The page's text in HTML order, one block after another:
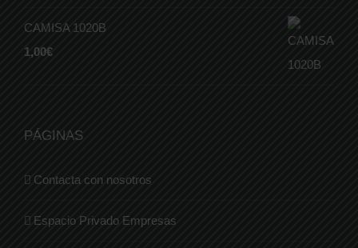
CAMISA 1020B
1,00€
PÁGINAS
Contacta con nosotros
Espacio Privado Empresas